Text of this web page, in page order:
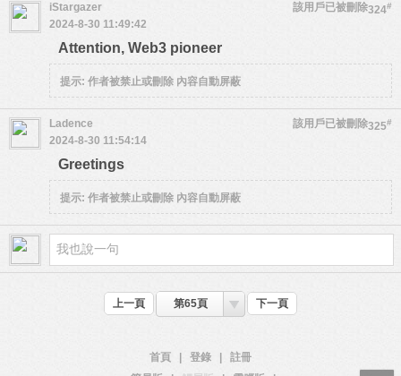
324#
iStargazer
該用戶已被刪除
2024-8-30 11:49:42
Attention, Web3 pioneer
提示: 作者被禁止或刪除 內容自動屏蔽
325#
Ladence
該用戶已被刪除
2024-8-30 11:54:14
Greetings
提示: 作者被禁止或刪除 內容自動屏蔽
上一頁 第65頁 下一頁
首頁 登錄
註冊